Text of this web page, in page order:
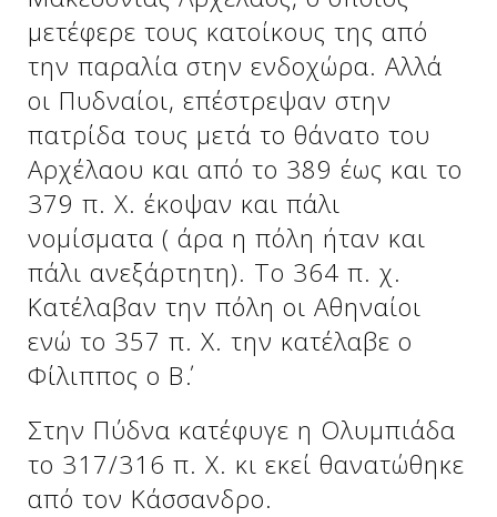
Δείτε μας:
Δείτε μας:
μετέφερε τους κατοίκους της από
την παραλία στην ενδοχώρα. Αλλά
οι Πυδναίοι, επέστρεψαν στην
πατρίδα τους μετά το θάνατο του
Αρχέλαου και από το 389 έως και το
379 π. Χ. έκοψαν και πάλι
νομίσματα ( άρα η πόλη ήταν και
πάλι ανεξάρτητη). Το 364 π. χ.
Κατέλαβαν την πόλη οι Αθηναίοι
ενώ το 357 π. Χ. την κατέλαβε ο
Φίλιππος ο Β΄.
Στην Πύδνα κατέφυγε η Ολυμπιάδα
το 317/316 π. Χ. κι εκεί θανατώθηκε
από τον Κάσσανδρο.